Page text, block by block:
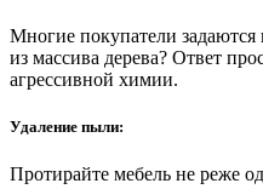
Многие покупатели задаются
из массива дерева? Ответ
агрессивной химии.
Удаление пыли:
Протирайте мебель не реже